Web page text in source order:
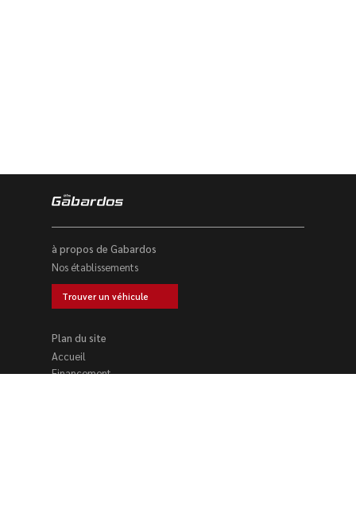
à propos de Gabardos
Nos établissements
Trouver un véhicule
Plan du site
Accueil
Financement